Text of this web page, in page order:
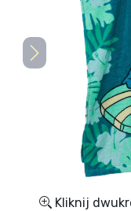
Kliknij
Outlet
Wysyłka i
Rzeczy
Rzeczy
Wspaniałe